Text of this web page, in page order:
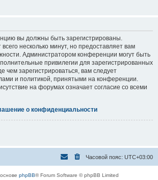
вы должны быть зарегистрированы.
несколько минут, но предоставляет вам
Администратором конференции могут быть
привилегии для зарегистрированных
чем зарегистрироваться, вам следует
и политикой, принятыми на конференции.
на форумах означает согласие со всеми
о конфиденциальности
Часовой пояс: UTC+03:00
phpBB® Forum Software © phpBB Limited